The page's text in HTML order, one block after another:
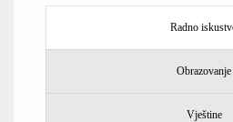
Radno
Obrazovanje
Vještine